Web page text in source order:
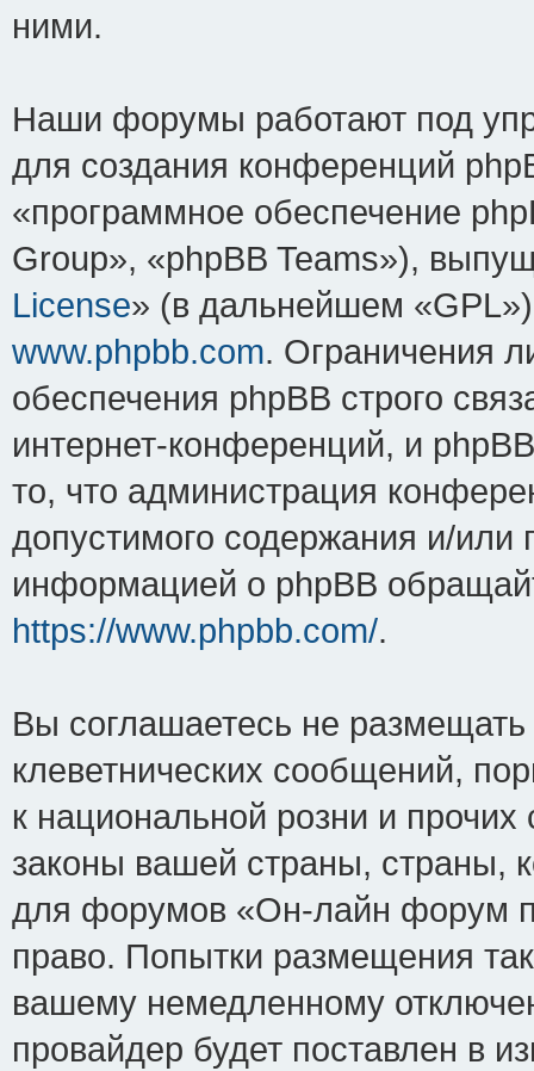
ними.
Наши форумы работают под
для создания конференций
«программное обеспечение
Group», «phpBB Teams»),
License» (в дальнейшем
www.phpbb.com. Ограничения
обеспечения phpBB строго
интернет-конференций, и
то, что администрация
допустимого содержания и/или
информацией о phpBB
https://www.phpbb.com/.
Вы соглашаетесь не
клеветнических сообщений,
к национальной розни и
законы вашей страны, страны,
для форумов «Он-лайн форум
право. Попытки размещения
вашему немедленному
провайдер будет поставлен в